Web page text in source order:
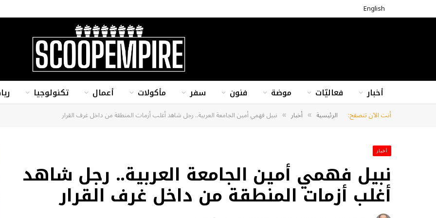
English
أخبار فعاليّات موضة فنون سفر مأكولات أعمال تكنولوجيا
أنت الآن تتصفح: الرئيسية » أخبار » نبيل فهمي أمين الجامعة العربية.. رجل شاهد أغلب أزمات المنطقة من داخل غرف القرار
أخبار
نبيل فهمي أمين الجامعة العربية.. رجل شاهد
أغلب أزمات المنطقة من داخل غرف القرار